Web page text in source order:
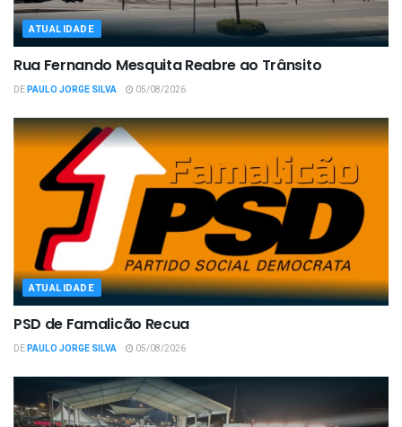
ATUALIDADE
Rua Fernando Mesquita Reabre ao Trânsito
DEPAULO JORGE SILVA 05/08/2026
ATUALIDADE
PSD de Famalicão Recua
DEPAULO JORGE SILVA 05/08/2026